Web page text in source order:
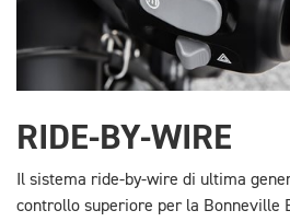
RIDE-BY-WIRE
Il sistema ride-by-wire di ultima
controllo superiore per la Bonneville